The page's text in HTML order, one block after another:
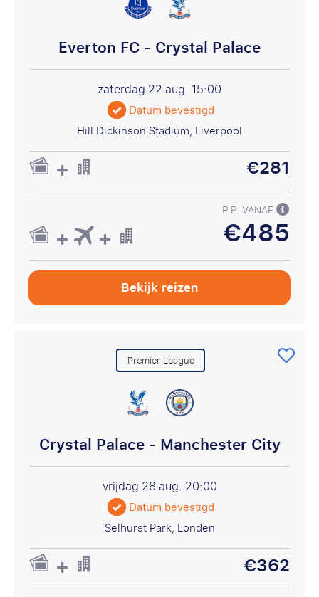
Everton FC - Crystal Palace
zaterdag 22 aug. 15:00
Datum bevestigd
Hill Dickinson Stadium, Liverpool
€281
P.P. VANAF
€485
Bekijk reizen
Premier League
Crystal Palace - Manchester City
vrijdag 28 aug. 20:00
Datum bevestigd
Selhurst Park, Londen
€362